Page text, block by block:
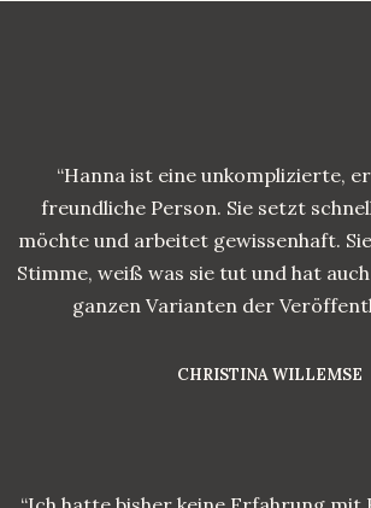
“Hanna ist eine unkomplizierte,
freundliche Person. Sie setzt
möchte und arbeitet gewissenhaft.
Stimme, weiß was sie tut und hat
ganzen Varianten der
CHRISTINA WILLEMSE